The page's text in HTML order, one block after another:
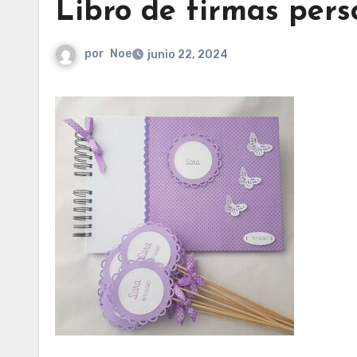
Libro de firmas
por Noe junio 22, 2024